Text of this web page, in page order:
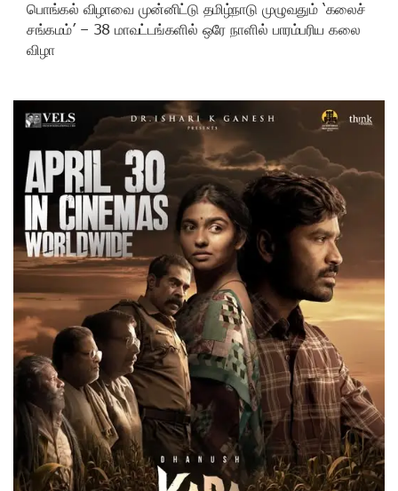
பொங்கல் விழாவை முன்னிட்டு தமிழ்நாடு முழுவதும் ‘கலைச்
சங்கமம்’ – 38 மாவட்டங்களில் ஒரே நாளில் பாரம்பரிய கலை
விழா